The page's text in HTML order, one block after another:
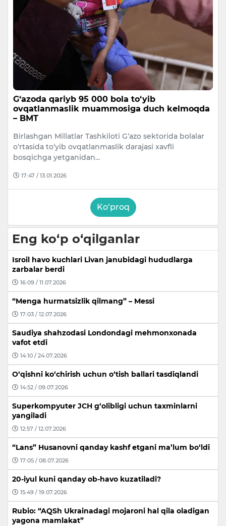
G‘azoda qariyb 95 000 bola to‘yib
ovqatlanmaslik muammosiga duch kelmoqda
– BMT
Birlashgan Millatlar Tashkiloti G‘azo sektorida bolalar
o‘rtasida to‘yib ovqatlanmaslik darajasi xavfli
bosqichga yetganidan…
17:47 / 13.01.2026
Ko‘proq
Eng ko‘p o‘qilganlar
Isroil havo kuchlari Livan janubidagi hududlarga
zarbalar berdi
16:09 / 11.07.2026
“Menga hurmatsizlik qilmang” – Messi
17:03 / 12.07.2026
Saudiya shahzodasi Londondagi mehmonxonada
vafot etdi
14:10 / 24.07.2026
O‘qishni ko‘chirish uchun o‘tish ballari tasdiqlandi
14:52 / 09.07.2026
Superkompyuter JCH g‘olibligi uchun taxminlarni
yangiladi
12:57 / 12.07.2026
“Lans” Husanovni qanday kashf etgani ma’lum bo‘ldi
17:05 / 08.07.2026
20-iyul kuni qanday ob-havo kuzatiladi?
15:49 / 19.07.2026
Rubio: “AQSh Ukrainadagi mojaroni hal qila oladigan
yagona mamlakat”